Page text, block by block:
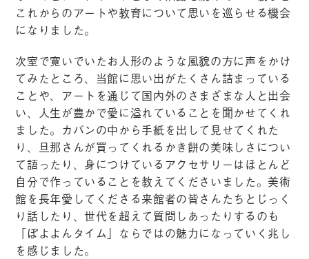
これからのアートや教育について思いを巡らせる機会
になりました。
次室で寛いでいたお人形のような風貌の方に声をかけ
てみたところ、当館に思い出がたくさん詰まっている
ことや、アートを通じて国内外のさまざまな人と出会
い、人生が豊かで愛に溢れていることを聞かせてくれ
ました。カバンの中から手紙を出して見せてくれた
り、旦那さんが買ってくれるかき餅の美味しさについ
て語ったり、身につけているアクセサリーはほとんど
自分で作っていることを教えてくださいました。美術
館を長年愛してくださる来館者の皆さんたちとじっく
り話したり、世代を超えて質問しあったりするのも
「ぽよよんタイム」ならではの魅力になっていく兆し
を感じました。